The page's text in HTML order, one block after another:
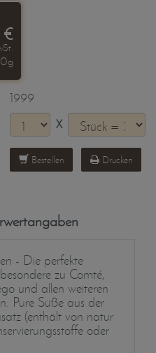
1999
X
Bestellen Drucken
- Die perfekte
zu Comté,
und allen weiteren
Pure Süße aus der
(enthält von natur
oder